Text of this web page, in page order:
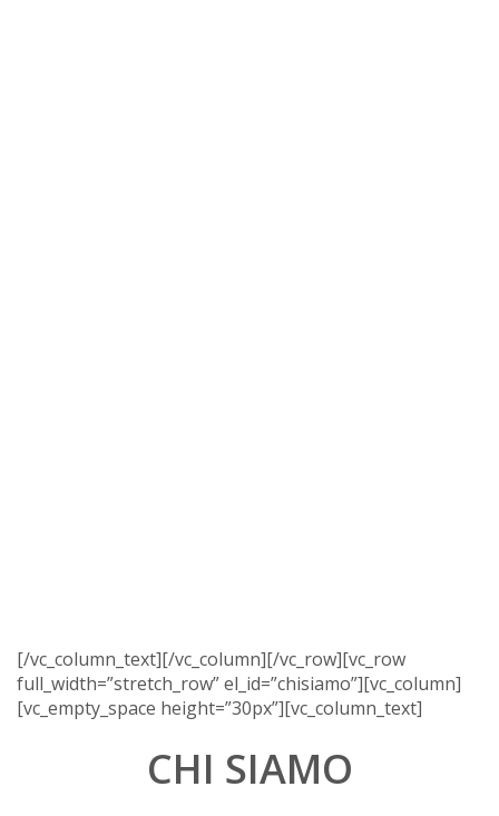
[/vc_column_text][/vc_column][/vc_row][vc_row
full_width=”stretch_row” el_id=”chisiamo”][vc_column]
[vc_empty_space height=”30px”][vc_column_text]
CHI SIAMO